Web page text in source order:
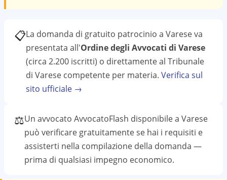
📋La domanda di gratuito patrocinio a Vareseva
presentata all'Ordine degli Avvocati di Varese
(circa 2.200 iscritti) o direttamente al Tribunale
di Varese competente per materia. Verifica sul
sito ufficiale →
⚖️Un avvocato AvvocatoFlash disponibile a Varese
può verificare gratuitamente se hai i requisiti e
assisterti nella compilazione della domanda —
prima di qualsiasi impegno economico.